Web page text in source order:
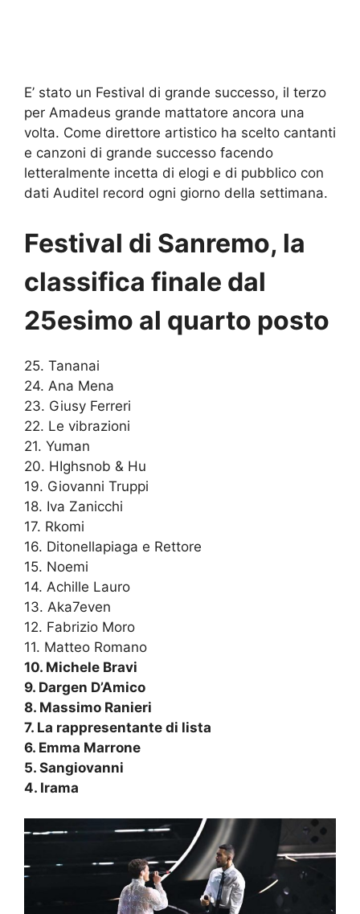
E’ stato un Festival di grande successo, il terzo
per Amadeus grande mattatore ancora una
volta. Come direttore artistico ha scelto cantanti
e canzoni di grande successo facendo
letteralmente incetta di elogi e di pubblico con
dati Auditel record ogni giorno della settimana.
Festival di Sanremo, la
classifica finale dal
25esimo al quarto posto
25. Tananai
24. Ana Mena
23. Giusy Ferreri
22. Le vibrazioni
21. Yuman
20. HIghsnob & Hu
19. Giovanni Truppi
18. Iva Zanicchi
17. Rkomi
16. Ditonellapiaga e Rettore
15. Noemi
14. Achille Lauro
13. Aka7even
12. Fabrizio Moro
11. Matteo Romano
10. Michele Bravi
9. Dargen D’Amico
8. Massimo Ranieri
7. La rappresentante di lista
6. Emma Marrone
5. Sangiovanni
4. Irama